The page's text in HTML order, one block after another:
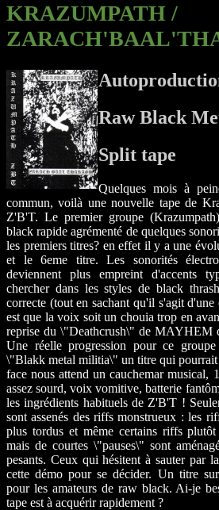
KRAZUMPATH /
Raw Black
Split tape
Quelques mois à
commun, voilà une nouvelle tape de
Z'B'T. Le premier groupe
black rapide agrémenté de quelques
les premiers titres? en effet il y a une
et le 6eme titre. Les sonorités
deviennent plus empreint d'accents
chercher dans les styles de black
correcte (tout en sachant qu'il s'agit
est que la voix soit un chouia trop en
reprise du \"Deathcrush\" de MAYHEM
Une réelle progression pour ce
\"Blakk metal militia\" un titre qui pourrait
face nous attend un cauchemar musical,
assez sourd, voix vomitive, batterie
les ingrédients habituels de Z'B'T !
sont assenés des riffs monstrueux : les
plus tordus et même certains riffs
mais de courtes \"pauses\" sont
pesants. Ceux qui hésitent à sauter par
cette démo pour se décider. Un titre
pour les amateurs de raw black. Ai-je
tape est à acquérir rapidement ?